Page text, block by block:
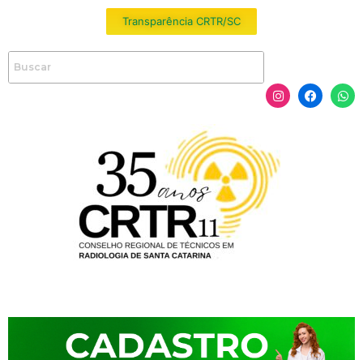
Transparência CRTR/SC